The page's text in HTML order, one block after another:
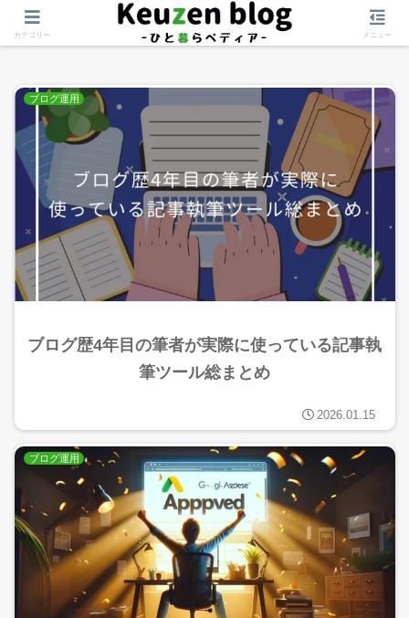
記事執筆術
ブログ運用
ブログ歴4年目の筆者が実際に使っている記事執
筆ツール総まとめ
2026.01.15
ブログ運用
カテゴリー メニュー